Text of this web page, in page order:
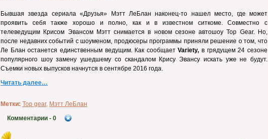
Бывшая звезда сериала «Друзья» Мэтт ЛеБлан наконец-то нашел место, где может
проявить себя также хорошо и полно, как и в известном ситкоме. Совместно с
телеведущим Крисом Эвансом Мэтт снимается в новом сезоне автошоу Top Gear. Но,
после недавних событий с шоуменом, продюсеры программы приняли решение о том, что
Ле Блан останется единственным ведущим. Как сообщаетVariety, в грядущем 24 сезоне
популярного шоу замену ушедшему со скандалом Крису Эвансу искать уже не будут.
Съемки новых выпусков начнутся в сентябре 2016 года.
Читать далее…
Метки: Top gear, Мэтт ЛеБлан
Комментарии - 0